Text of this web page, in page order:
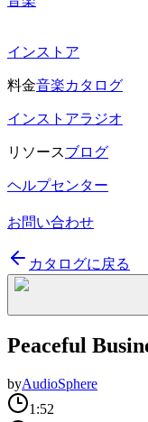
インストア
料金音楽カタログ
インストアラジオ
リソースブログ
ヘルプセンター
お問い合わせ
カタログに戻る
Peaceful
byAudioSphere
1:52